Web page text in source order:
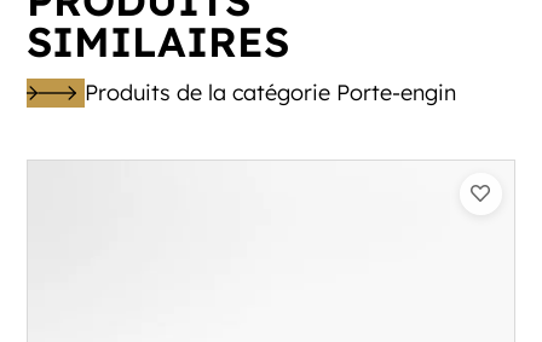
SIMILAIRES
Produits de la catégorie Porte-engin